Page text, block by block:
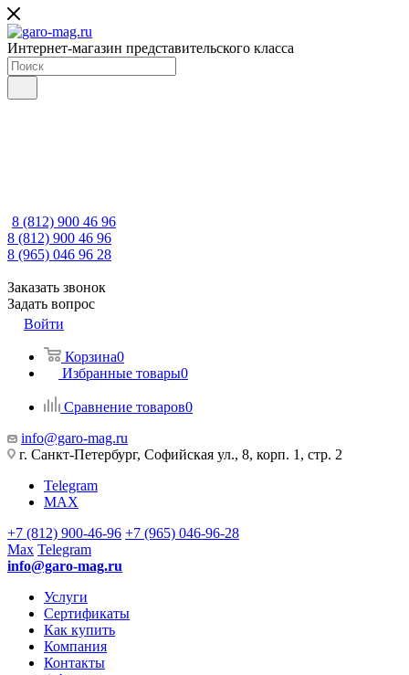
Интернет-магазин представительского класса
8 (812) 900 46 96
8 (812) 900 46 96
8 (965) 046 96 28
Заказать звонок
Задать вопрос
Войти
Корзина0
Избранные товары0
Сравнение товаров0
info@garo-mag.ru
г. Санкт-Петербург, Софийская ул., 8, корп. 1, стр. 2
Telegram
MAX
+7 (812) 900-46-96 +7 (965) 046-96-28
Max Telegram
info@garo-mag.ru
Услуги
Сертификаты
Как купить
Компания
Контакты